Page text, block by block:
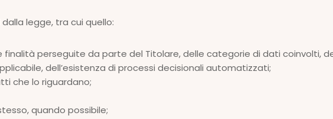
legge, tra cui quello:
perseguite da parte del Titolare, delle categorie di dati coinvolti,
dell’esistenza di processi decisionali automatizzati;
che lo riguardano;
quando possibile;